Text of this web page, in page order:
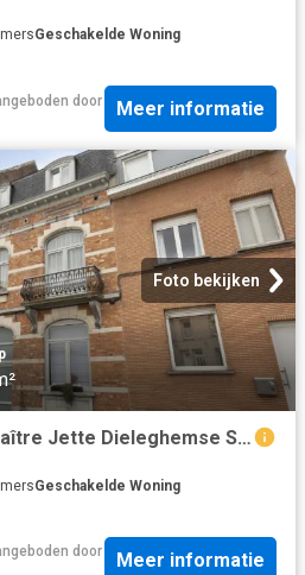
Geschakelde Woning
door
Meer informatie
Foto bekijken
à vendre Maison de maître Jette Dieleghemse Steenweg
Geschakelde Woning
door
Meer informatie